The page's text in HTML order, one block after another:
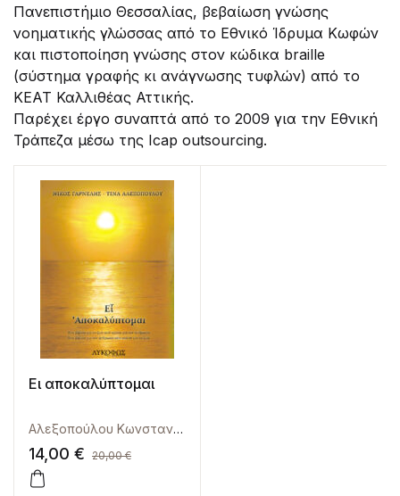
Πανεπιστήμιο Θεσσαλίας, βεβαίωση γνώσης
νοηματικής γλώσσας από το Εθνικό Ίδρυμα Κωφών
και πιστοποίηση γνώσης στον κώδικα braille
(σύστημα γραφής κι ανάγνωσης τυφλών) από το
ΚΕΑΤ Καλλιθέας Αττικής.
Παρέχει έργο συναπτά από το 2009 για την Εθνική
Τράπεζα μέσω της Icap outsourcing.
Ει αποκαλύπτομαι
Αλεξοπούλου Κωνσταντίνα
14,00 € 20,00€